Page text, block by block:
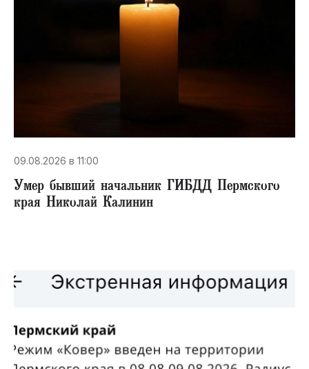
09.08.2026 в 11:00
Умер бывший начальник ГИБДД Пермского
края Николай Калинин